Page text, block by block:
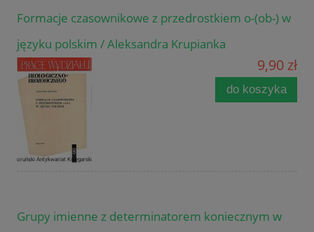
Formacje czasownikowe z przedrostkiem o-(ob-) w
języku polskim / Aleksandra Krupianka
9,90 zł
do koszyka
Grupy imienne z determinatorem koniecznym w